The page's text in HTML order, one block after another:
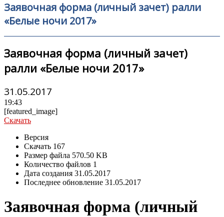
Заявочная форма (личный зачет) ралли
«Белые ночи 2017»
Заявочная форма (личный зачет)
ралли «Белые ночи 2017»
31.05.2017
19:43
[featured_image]
Скачать
Версия
Скачать 167
Размер файла 570.50 KB
Количество файлов 1
Дата создания 31.05.2017
Последнее обновление 31.05.2017
Заявочная форма (личный